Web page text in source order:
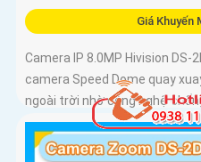
Giá Khuyến
Camera IP 8.0MP Hivision DS-
camera Speed Dome quay
ngoài trời nhờ công nghệ